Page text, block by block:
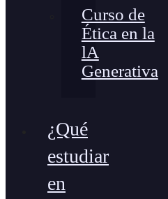
Curso de
Ética en la
lA
Generativa
¿Qué
estudiar
en